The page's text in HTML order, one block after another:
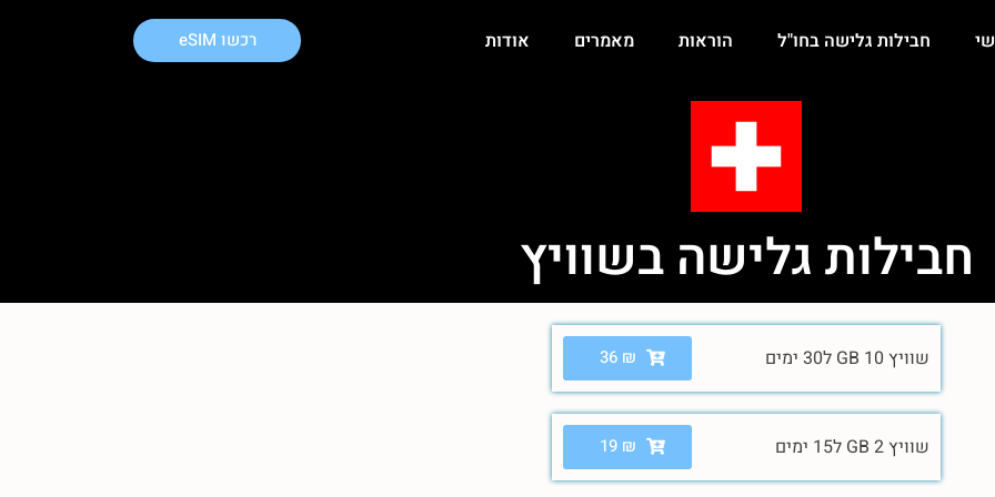
חבילות גלישה בחו"ל הוראות מאמרים אודות רכשו eSIM
חבילות גלישה בשוויץ
שוויץ 10 GB ל30 ימים 36 ₪
שוויץ 2 GB ל15 ימים 19 ₪